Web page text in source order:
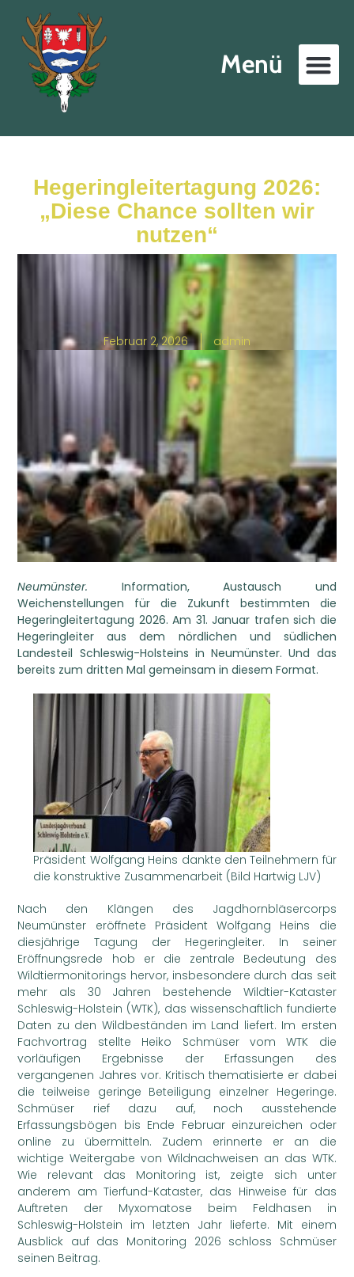
Menü
Hegeringleitertagung 2026:
„Diese Chance sollten wir
nutzen“
Februar 2, 2026 admin
Neumünster. Information, Austausch und
Weichenstellungen für die Zukunft bestimmten die
Hegeringleitertagung 2026. Am 31. Januar trafen sich die
Hegeringleiter aus dem nördlichen und südlichen
Landesteil Schleswig-Holsteins in Neumünster. Und das
bereits zum dritten Mal gemeinsam in diesem Format.
Präsident Wolfgang Heins dankte den Teilnehmern für
die konstruktive Zusammenarbeit (Bild Hartwig LJV)
Nach den Klängen des Jagdhornbläsercorps
Neumünster eröffnete Präsident Wolfgang Heins die
diesjährige Tagung der Hegeringleiter. In seiner
Eröffnungsrede hob er die zentrale Bedeutung des
Wildtiermonitorings hervor, insbesondere durch das seit
mehr als 30 Jahren bestehende Wildtier-Kataster
Schleswig-Holstein (WTK), das wissenschaftlich fundierte
Daten zu den Wildbeständen im Land liefert. Im ersten
Fachvortrag stellte Heiko Schmüser vom WTK die
vorläufigen Ergebnisse der Erfassungen des
vergangenen Jahres vor. Kritisch thematisierte er dabei
die teilweise geringe Beteiligung einzelner Hegeringe.
Schmüser rief dazu auf, noch ausstehende
Erfassungsbögen bis Ende Februar einzureichen oder
online zu übermitteln. Zudem erinnerte er an die
wichtige Weitergabe von Wildnachweisen an das WTK.
Wie relevant das Monitoring ist, zeigte sich unter
anderem am Tierfund-Kataster, das Hinweise für das
Auftreten der Myxomatose beim Feldhasen in
Schleswig-Holstein im letzten Jahr lieferte. Mit einem
Ausblick auf das Monitoring 2026 schloss Schmüser
seinen Beitrag.